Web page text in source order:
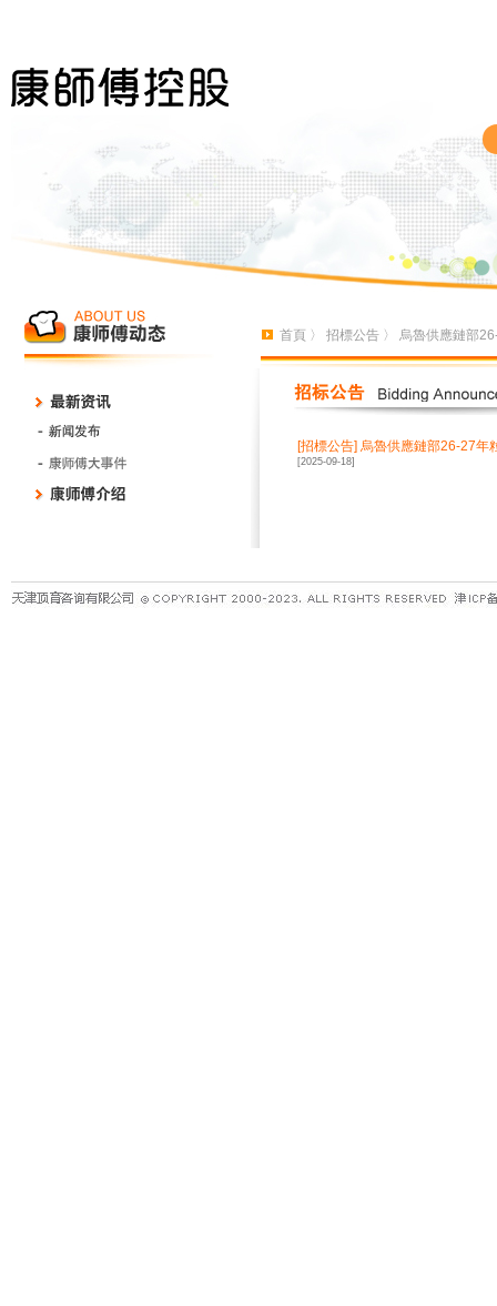
首頁 〉 招標公告 〉 烏魯供應鏈部
[招標公告] 烏魯供應鏈部26-27年
[2025-09-18]